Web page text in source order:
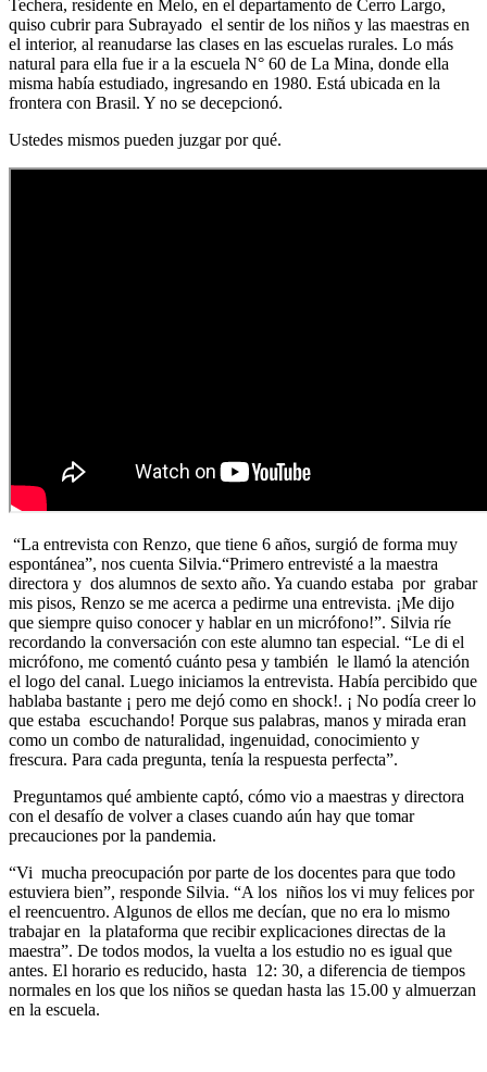
Techera, residente en Melo, en el departamento de Cerro Largo,
quiso cubrir para Subrayado el sentir de los niños y las maestras en
el interior, al reanudarse las clases en las escuelas rurales. Lo más
natural para ella fue ir a la escuela N° 60 de La Mina, donde ella
misma había estudiado, ingresando en 1980. Está ubicada en la
frontera con Brasil. Y no se decepcionó.
Ustedes mismos pueden juzgar por qué.
“La entrevista con Renzo, que tiene 6 años, surgió de forma muy
espontánea”, nos cuenta Silvia.“Primero entrevisté a la maestra
directora y dos alumnos de sexto año. Ya cuando estaba por grabar
mis pisos, Renzo se me acerca a pedirme una entrevista. ¡Me dijo
que siempre quiso conocer y hablar en un micrófono!”. Silvia ríe
recordando la conversación con este alumno tan especial. “Le di el
micrófono, me comentó cuánto pesa y también le llamó la atención
el logo del canal. Luego iniciamos la entrevista. Había percibido que
hablaba bastante ¡ pero me dejó como en shock!. ¡ No podía creer lo
que estaba escuchando! Porque sus palabras, manos y mirada eran
como un combo de naturalidad, ingenuidad, conocimiento y
frescura. Para cada pregunta, tenía la respuesta perfecta”.
Preguntamos qué ambiente captó, cómo vio a maestras y directora
con el desafío de volver a clases cuando aún hay que tomar
precauciones por la pandemia.
“Vi mucha preocupación por parte de los docentes para que todo
estuviera bien”, responde Silvia. “A los niños los vi muy felices por
el reencuentro. Algunos de ellos me decían, que no era lo mismo
trabajar en la plataforma que recibir explicaciones directas de la
maestra”. De todos modos, la vuelta a los estudio no es igual que
antes. El horario es reducido, hasta 12: 30, a diferencia de tiempos
normales en los que los niños se quedan hasta las 15.00 y almuerzan
en la escuela.